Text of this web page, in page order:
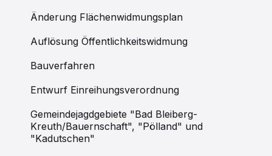
Änderung Flächenwidmungsplan
Auflösung Öffentlichkeitswidmung
Bauverfahren
Entwurf Einreihungsverordnung
Gemeindejagdgebiete "Bad Bleiberg-
Kreuth/Bauernschaft", "Pölland" und
"Kadutschen"